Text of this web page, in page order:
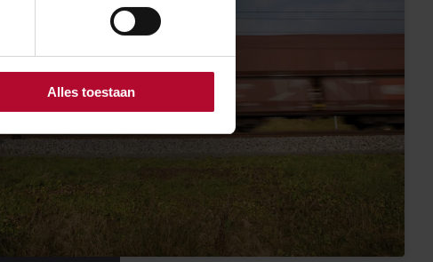
Alles toestaan